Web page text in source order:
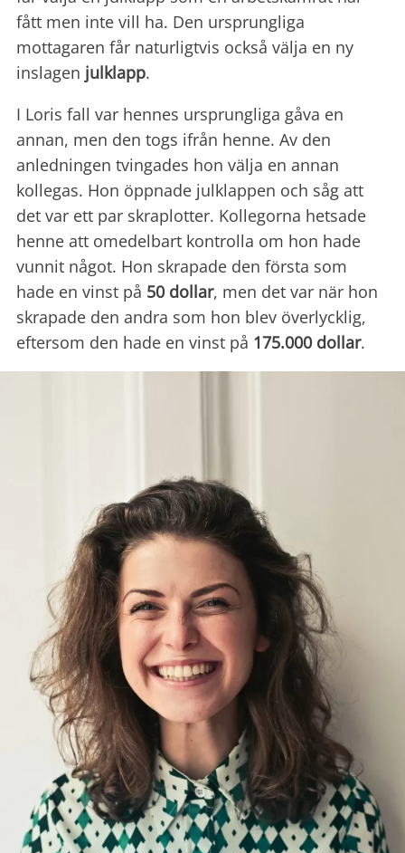
fått men inte vill ha. Den ursprungliga
mottagaren får naturligtvis också välja en ny
inslagen julklapp.
I Loris fall var hennes ursprungliga gåva en
annan, men den togs ifrån henne. Av den
anledningen tvingades hon välja en annan
kollegas. Hon öppnade julklappen och såg att
det var ett par skraplotter. Kollegorna hetsade
henne att omedelbart kontrolla om hon hade
vunnit något. Hon skrapade den första som
hade en vinst på 50 dollar, men det var när hon
skrapade den andra som hon blev överlycklig,
eftersom den hade en vinst på 175.000 dollar.